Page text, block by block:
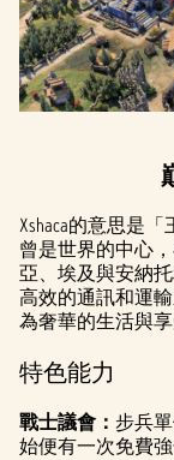
Xshaca的意思是
曾是世界的中心
亞、埃及與安納
高效的通訊和運
為奢華的生活與
特色能力
戰士議會： 步兵
始便有一次免費強